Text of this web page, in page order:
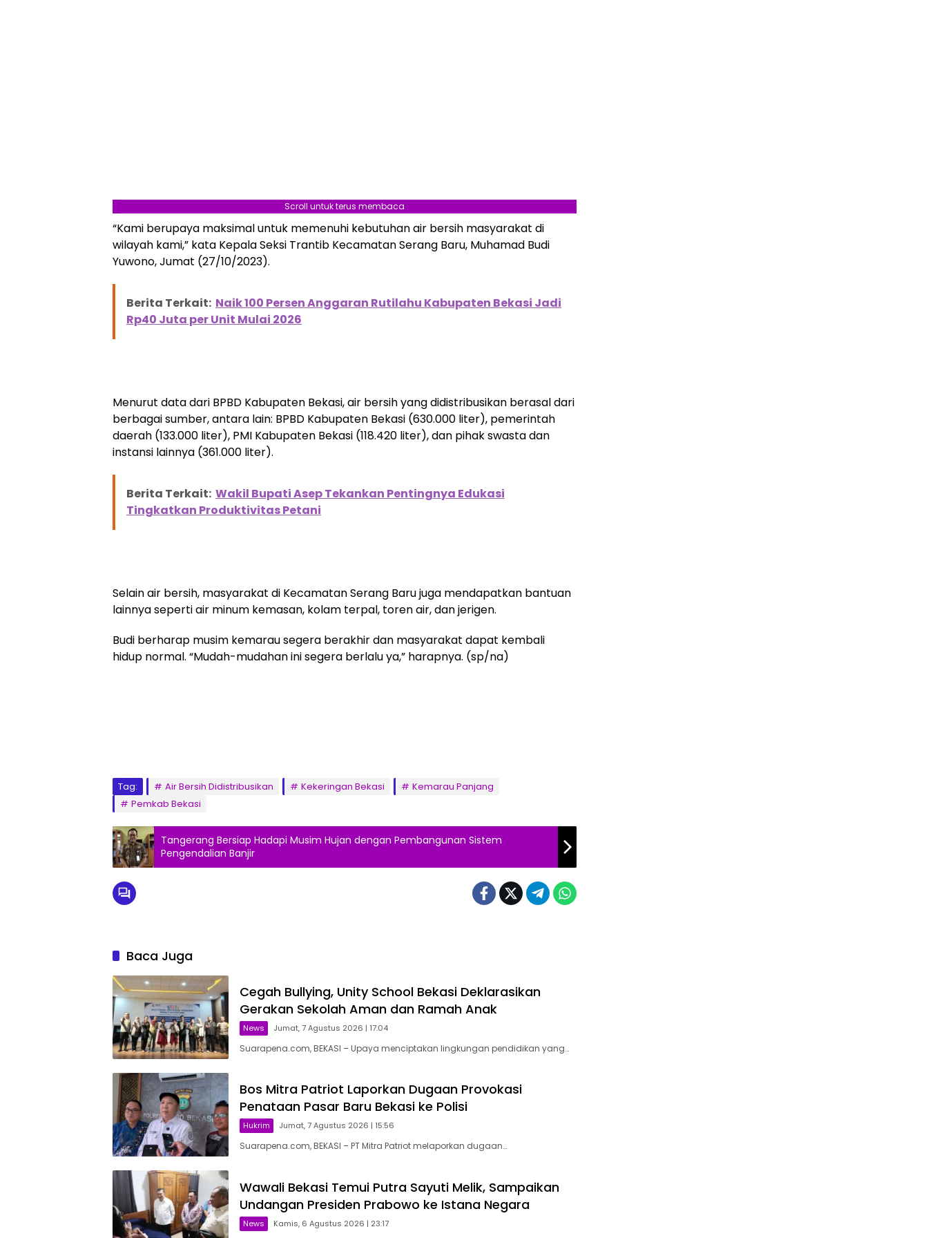
Scroll untuk terus membaca
“Kami berupaya maksimal untuk memenuhi kebutuhan air bersih masyarakat di
wilayah kami,” kata Kepala Seksi Trantib Kecamatan Serang Baru, Muhamad Budi
Yuwono, Jumat (27/10/2023).
Berita Terkait: Naik 100 Persen Anggaran Rutilahu Kabupaten Bekasi Jadi
Rp40 Juta per Unit Mulai 2026
Menurut data dari BPBD Kabupaten Bekasi, air bersih yang didistribusikan berasal dari
berbagai sumber, antara lain: BPBD Kabupaten Bekasi (630.000 liter), pemerintah
daerah (133.000 liter), PMI Kabupaten Bekasi (118.420 liter), dan pihak swasta dan
instansi lainnya (361.000 liter).
Berita Terkait: Wakil Bupati Asep Tekankan Pentingnya Edukasi
Tingkatkan Produktivitas Petani
Selain air bersih, masyarakat di Kecamatan Serang Baru juga mendapatkan bantuan
lainnya seperti air minum kemasan, kolam terpal, toren air, dan jerigen.
Budi berharap musim kemarau segera berakhir dan masyarakat dapat kembali
hidup normal. “Mudah-mudahan ini segera berlalu ya,” harapnya. (sp/na)
Tag: Air Bersih Didistribusikan Kekeringan Bekasi
Kemarau Panjang
Pemkab Bekasi
Tangerang Bersiap Hadapi Musim Hujan dengan Pembangunan Sistem
Pengendalian Banjir
Baca Juga
Cegah Bullying, Unity School Bekasi Deklarasikan
Gerakan Sekolah Aman dan Ramah Anak
News Jumat, 7 Agustus 2026 | 17:04
Suarapena.com, BEKASI – Upaya menciptakan lingkungan pendidikan yang…
Bos Mitra Patriot Laporkan Dugaan Provokasi
Penataan Pasar Baru Bekasi ke Polisi
Hukrim Jumat, 7 Agustus 2026 | 15:56
Suarapena.com, BEKASI – PT Mitra Patriot melaporkan dugaan…
Wawali Bekasi Temui Putra Sayuti Melik, Sampaikan
Undangan Presiden Prabowo ke Istana Negara
News Kamis, 6 Agustus 2026 | 23:17